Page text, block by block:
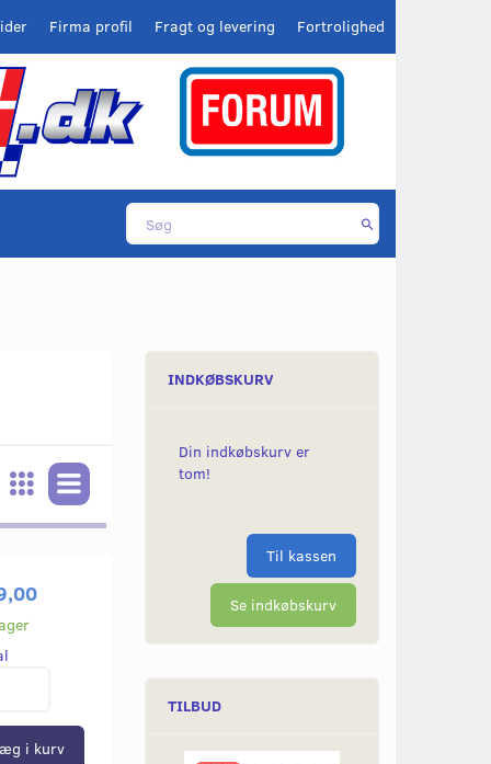
Fortrolighed
Fragt og levering
Firma profil
i kurv
INDKØBSKURV
Din indkøbskurv er
tom!
Til kassen
Se indkøbskurv
TILBUD